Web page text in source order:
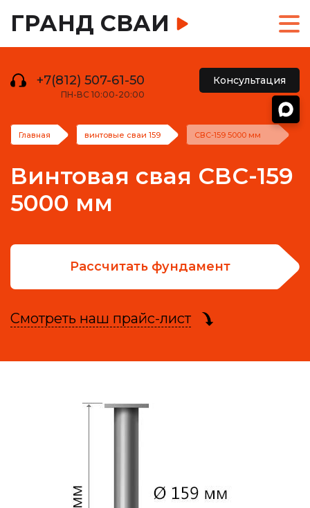
ГРАНД СВАИ
+7(812) 507-61-50
ПН-ВС 10:00-20:00
Консультация
Главная винтовые сваи 159 СВС-159 5000 мм
Винтовая свая СВС-159
5000 мм
Рассчитать фундамент
Смотреть наш прайс-лист